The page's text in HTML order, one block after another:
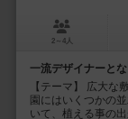
2～4人
一流デザイナーと
【テーマ】 広大な
園にはいくつかの
いて、植える事の